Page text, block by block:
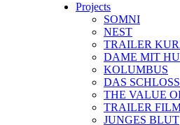
Projects
SOMNI
NEST
TRAILER
DAME MIT
KOLUMBUS
DAS SCHLOSS
THE VALUE
TRAILER
JUNGES BLUT